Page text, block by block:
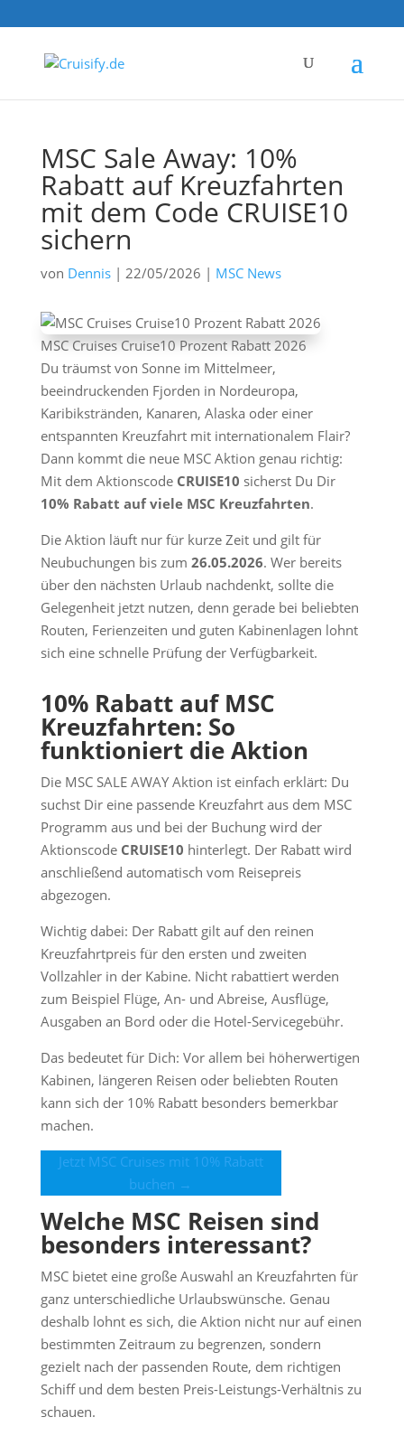
MSC Sale Away: 10%
Rabatt auf Kreuzfahrten
mit dem Code CRUISE10
sichern
von Dennis| 22/05/2026 | MSC News
MSC Cruises Cruise10 Prozent Rabatt 2026
Du träumst von Sonne im Mittelmeer,
beeindruckenden Fjorden in Nordeuropa,
Karibikstränden, Kanaren, Alaska oder einer
entspannten Kreuzfahrt mit internationalem Flair?
Dann kommt die neue MSC Aktion genau richtig:
Mit dem Aktionscode CRUISE10 sicherst Du Dir
10% Rabatt auf viele MSC Kreuzfahrten.
Die Aktion läuft nur für kurze Zeit und gilt für
Neubuchungen bis zum 26.05.2026. Wer bereits
über den nächsten Urlaub nachdenkt, sollte die
Gelegenheit jetzt nutzen, denn gerade bei beliebten
Routen, Ferienzeiten und guten Kabinenlagen lohnt
sich eine schnelle Prüfung der Verfügbarkeit.
10% Rabatt auf MSC
Kreuzfahrten: So
funktioniert die Aktion
Die MSC SALE AWAY Aktion ist einfach erklärt: Du
suchst Dir eine passende Kreuzfahrt aus dem MSC
Programm aus und bei der Buchung wird der
Aktionscode CRUISE10 hinterlegt. Der Rabatt wird
anschließend automatisch vom Reisepreis
abgezogen.
Wichtig dabei: Der Rabatt gilt auf den reinen
Kreuzfahrtpreis für den ersten und zweiten
Vollzahler in der Kabine. Nicht rabattiert werden
zum Beispiel Flüge, An- und Abreise, Ausflüge,
Ausgaben an Bord oder die Hotel-Servicegebühr.
Das bedeutet für Dich: Vor allem bei höherwertigen
Kabinen, längeren Reisen oder beliebten Routen
kann sich der 10% Rabatt besonders bemerkbar
machen.
Jetzt MSC Cruises mit 10% Rabatt
buchen →
Welche MSC Reisen sind
besonders interessant?
MSC bietet eine große Auswahl an Kreuzfahrten für
ganz unterschiedliche Urlaubswünsche. Genau
deshalb lohnt es sich, die Aktion nicht nur auf einen
bestimmten Zeitraum zu begrenzen, sondern
gezielt nach der passenden Route, dem richtigen
Schiff und dem besten Preis-Leistungs-Verhältnis zu
schauen.